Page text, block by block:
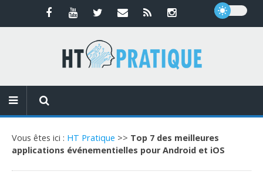
Vous êtes ici : HT Pratique >> Top 7 des meilleures
applications événementielles pour Android et iOS